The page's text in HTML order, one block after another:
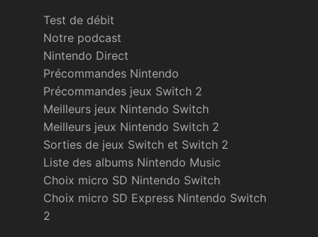
Test de débit
Notre podcast
Nintendo Direct
Précommandes Nintendo
Précommandes jeux Switch 2
Meilleurs jeux Nintendo Switch
Meilleurs jeux Nintendo Switch 2
Sorties de jeux Switch et Switch 2
Liste des albums Nintendo Music
Choix micro SD Nintendo Switch
Choix micro SD Express Nintendo Switch
2